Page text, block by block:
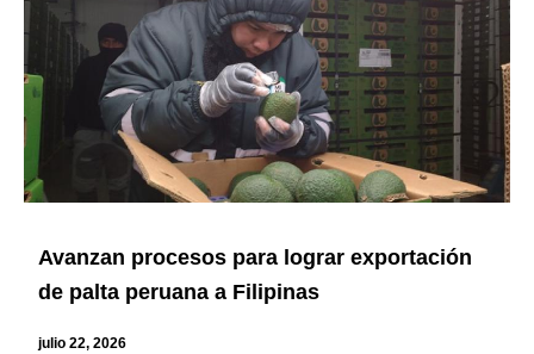
Avanzan procesos para lograr exportación
de palta peruana a Filipinas
julio 22, 2026